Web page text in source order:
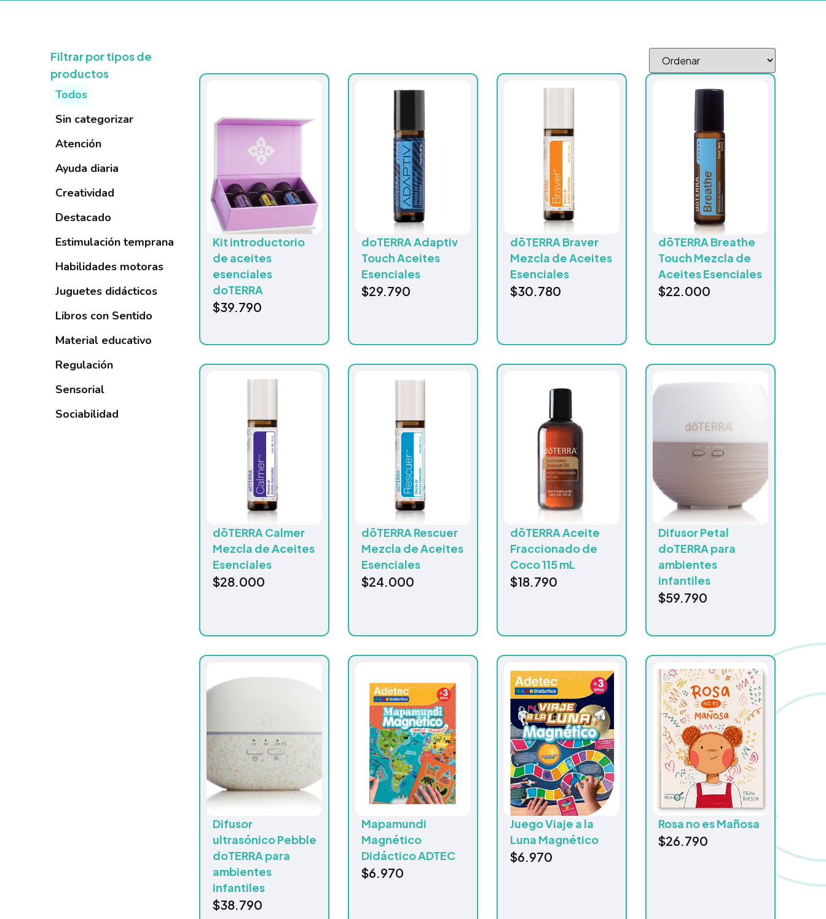
Filtrar por tipos de
productos
Sin categorizar
Atención
Ayuda diaria
Creatividad
Destacado
Estimulación temprana
Habilidades motoras
Juguetes didácticos
Libros con Sentido
Material educativo
Regulación
Sensorial
Sociabilidad
Todos
Kit introductorio
de aceites
esenciales
doTERRA
$39.790
doTERRA Adaptiv
Touch Aceites
Esenciales
$29.790
dōTERRA Braver
Mezcla de Aceites
Esenciales
$30.780
dōTERRA Breathe
Touch Mezcla de
Aceites Esenciales
$22.000
dōTERRA Calmer
Mezcla de Aceites
Esenciales
$28.000
dōTERRA Rescuer
Mezcla de Aceites
Esenciales
$24.000
dōTERRA Aceite
Fraccionado de
Coco 115 mL
$18.790
Difusor Petal
doTERRA para
ambientes
infantiles
$59.790
Difusor
ultrasónico Pebble
doTERRA para
ambientes
infantiles
$38.790
Mapamundi
Magnético
Didáctico ADTEC
$6.970
Juego Viaje a la
Luna Magnético
$6.970
Rosa no es Mañosa
$26.790